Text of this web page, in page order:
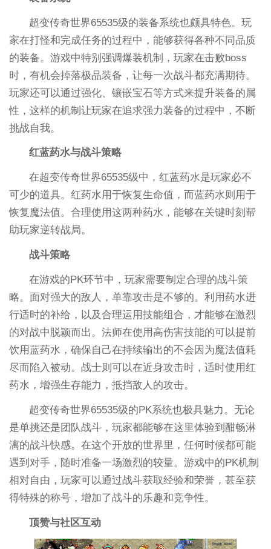
超变传奇世界65535级的装备系统也颇具特色。玩
家在打怪和完成任务的过程中，能够获得各种不同品质
的装备。游戏中特别强调爆装机制，玩家在击败boss
时，有机会掉落极品装备，让每一次战斗都充满期待。
玩家还可以通过强化、镶嵌宝石等方式来提升装备的属
性，这样的机制让玩家在追求强力装备的过程中，不断
挑战自我。
红蓝药水与战斗策略
在超变传奇世界65535级中，红蓝药水是玩家必不
可少的道具。红药水用于恢复生命值，而蓝药水则用于
恢复魔法值。合理使用这两种药水，能够在关键时刻帮
助玩家逆转战局。
战斗策略
在游戏的PK环节中，玩家需要制定合理的战斗策
略。面对强大的敌人，单靠攻击是不够的。利用药水进
行适时的补给，以及合理运用技能组合，才能够在激烈
的对战中脱颖而出。法师在使用高伤害技能的可以提前
饮用蓝药水，确保自己在持续输出的不会因为魔法值耗
尽而陷入被动。战士则可以在近身攻击时，适时使用红
药水，增强生存能力，抵挡敌人的攻击。
超变传奇世界65535级的PK系统也极具魅力。无论
是单挑还是团队战斗，玩家都能够在这里体验到酣畅淋
漓的战斗快感。在这个开放的世界里，任何时候都可能
遇到对手，随时准备一场激烈的较量。游戏中的PK机制
相对自由，玩家可以通过战斗获取经验和荣誉，甚至获
得特殊的称号，增加了战斗的乐趣和竞争性。
顶赞与社区互动